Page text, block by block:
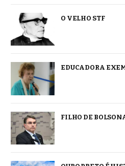
O VELHO STF
EDUCADORA
FILHO DE